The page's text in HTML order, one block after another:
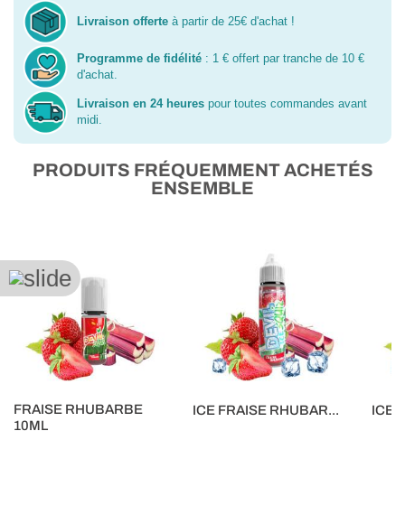
Livraison offerte à partir de 25€ d'achat !
Programme de fidélité : 1 € offert par tranche de 10 €
d'achat.
Livraison en 24 heures pour toutes commandes avant
midi.
PRODUITS FRÉQUEMMENT ACHETÉS
ENSEMBLE
FRAISE RHUBARBE
10ML
ICE FRAISE RHUBAR... ICE